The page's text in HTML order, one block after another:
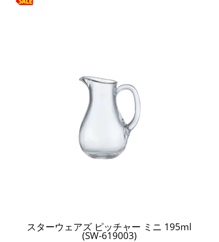
スターウェアズ ピッチャー ミニ 195ml
(SW-619003)